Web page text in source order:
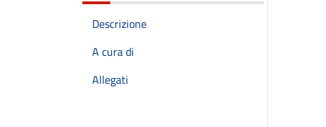
Descrizione
A cura di
Allegati